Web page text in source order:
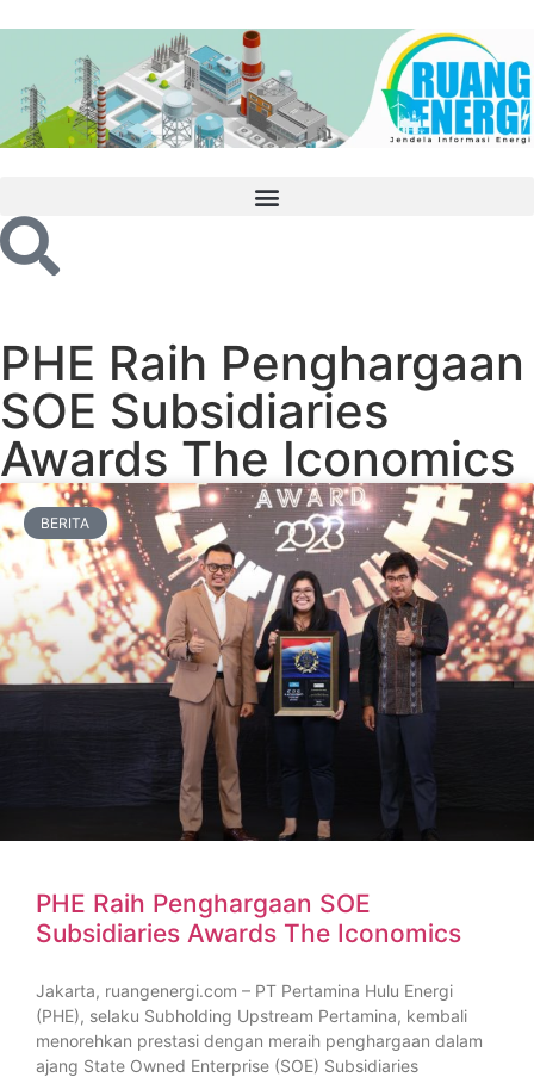
PHE Raih Penghargaan
SOE Subsidiaries
Awards The Iconomics
BERITA
PHE Raih Penghargaan SOE
Subsidiaries Awards The Iconomics
Jakarta, ruangenergi.com – PT Pertamina Hulu Energi
(PHE), selaku Subholding Upstream Pertamina, kembali
menorehkan prestasi dengan meraih penghargaan dalam
ajang State Owned Enterprise (SOE) Subsidiaries